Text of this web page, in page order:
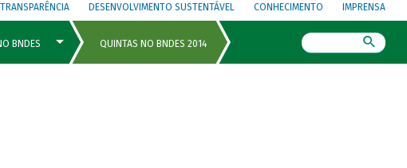
TRANSPARÊNCIA DESENVOLVIMENTO SUSTENTÁVEL CONHECIMENTO IMPRENSA